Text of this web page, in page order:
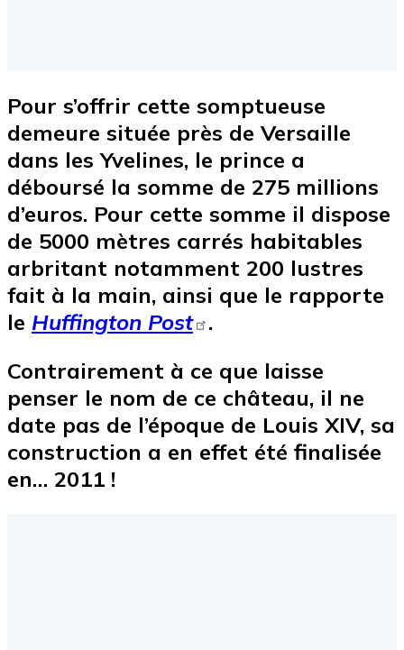
Pour s’offrir cette somptueuse
demeure située près de Versaille
dans les Yvelines, le prince a
déboursé la somme de 275 millions
d’euros. Pour cette somme il dispose
de 5000 mètres carrés habitables
arbritant notamment 200 lustres
fait à la main, ainsi que le rapporte
le Huffington Post .
Contrairement à ce que laisse
penser le nom de ce château, il ne
date pas de l’époque de Louis XIV, sa
construction a en effet été finalisée
en… 2011 !